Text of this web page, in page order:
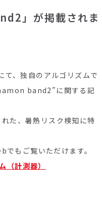
」が掲載されま
て、独自のアルゴリズムで
band2”に関する記
た、暑熱リスク検知に特
でもご覧いただけます。
（計測器）